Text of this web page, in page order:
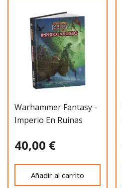
Warhammer Fantasy -
Imperio En Ruinas
40,00 €
Añadir al carrito